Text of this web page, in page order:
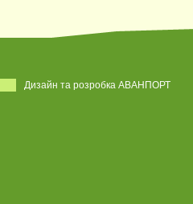
Дизайн та розробка АВАНПОРТ